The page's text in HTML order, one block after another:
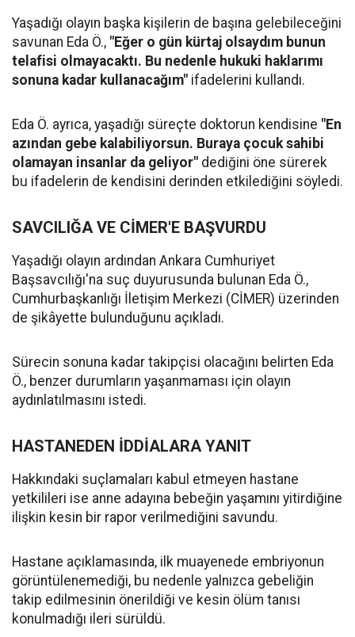
Yaşadığı olayın başka kişilerin de başına gelebileceğini
savunan Eda Ö., "Eğer o gün kürtaj olsaydım bunun
telafisi olmayacaktı. Bu nedenle hukuki haklarımı
sonuna kadar kullanacağım" ifadelerini kullandı.
Eda Ö. ayrıca, yaşadığı süreçte doktorun kendisine "En
azından gebe kalabiliyorsun. Buraya çocuk sahibi
olamayan insanlar da geliyor" dediğini öne sürerek
bu ifadelerin de kendisini derinden etkilediğini söyledi.
SAVCILIĞA VE CİMER'E BAŞVURDU
Yaşadığı olayın ardından Ankara Cumhuriyet
Başsavcılığı'na suç duyurusunda bulunan Eda Ö.,
Cumhurbaşkanlığı İletişim Merkezi (CİMER) üzerinden
de şikâyette bulunduğunu açıkladı.
Sürecin sonuna kadar takipçisi olacağını belirten Eda
Ö., benzer durumların yaşanmaması için olayın
aydınlatılmasını istedi.
HASTANEDEN İDDİALARA YANIT
Hakkındaki suçlamaları kabul etmeyen hastane
yetkilileri ise anne adayına bebeğin yaşamını yitirdiğine
ilişkin kesin bir rapor verilmediğini savundu.
Hastane açıklamasında, ilk muayenede embriyonun
görüntülenemediği, bu nedenle yalnızca gebeliğin
takip edilmesinin önerildiği ve kesin ölüm tanısı
konulmadığı ileri sürüldü.